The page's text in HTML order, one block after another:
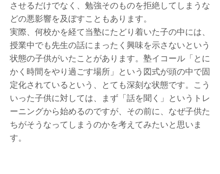
させるだけでなく、勉強そのものを拒絶してしまうな
どの悪影響を及ぼすこともあります。
実際、何校かを経て当塾にたどり着いた子の中には、
授業中でも先生の話にまったく興味を示さないという
状態の子供がいたことがあります。塾イコール「とに
かく時間をやり過ごす場所」という図式が頭の中で固
定化されているという、とても深刻な状態です。こう
いった子供に対しては、まず「話を聞く」というトレ
ーニングから始めるのですが、その前に、なぜ子供た
ちがそうなってしまうのかを考えてみたいと思いま
す。